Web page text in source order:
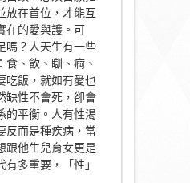
放在首位，才能互
在的愛與護。可
嗎？人天生有一些
食、飲、瞓、痾、
吃飯，就如有愛也
缺性不會死，卻會
的平衡。人有性渴
反而是種疾病，當
跟他生兒育女更是
多重要，「性」